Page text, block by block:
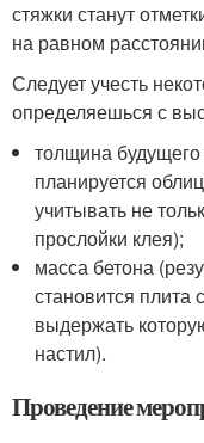
стяжки станут
на равном
Следует учесть
определяешься с
толщина
планируется
учитывать не
прослойки клея);
масса бетона
становится плита
выдержать
настил).
Проведение